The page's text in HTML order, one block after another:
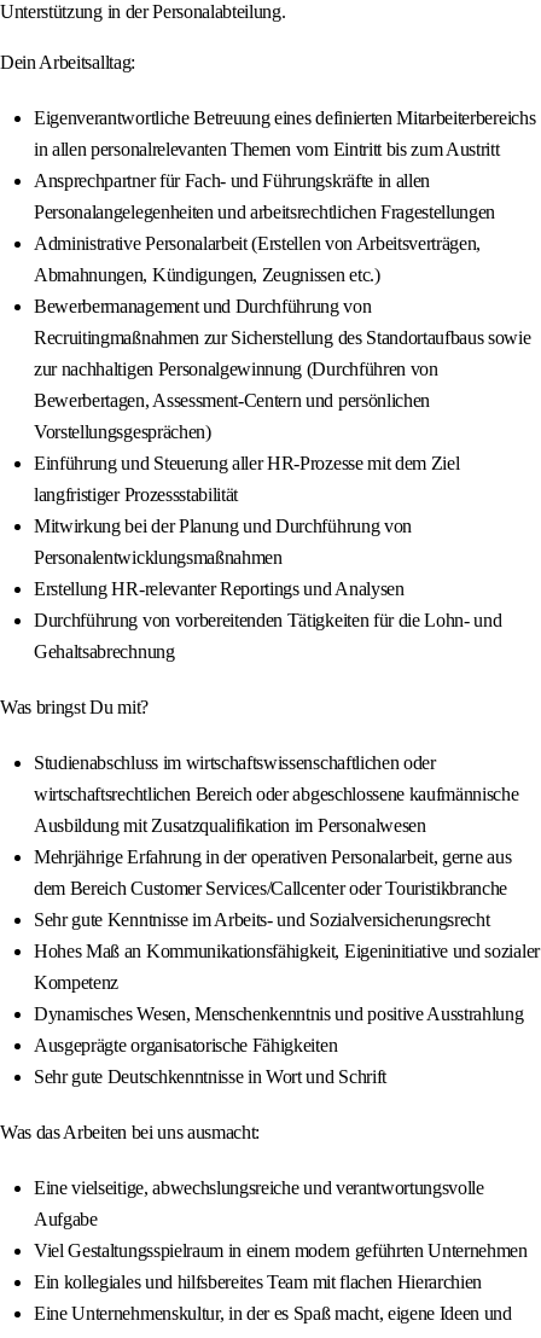
Unterstützung in der Personalabteilung.
Dein Arbeitsalltag:
Eigenverantwortliche Betreuung eines definierten Mitarbeiterbereichs
in allen personalrelevanten Themen vom Eintritt bis zum Austritt
Ansprechpartner für Fach- und Führungskräfte in allen
Personalangelegenheiten und arbeitsrechtlichen Fragestellungen
Administrative Personalarbeit (Erstellen von Arbeitsverträgen,
Abmahnungen, Kündigungen, Zeugnissen etc.)
Bewerbermanagement und Durchführung von
Recruitingmaßnahmen zur Sicherstellung des Standortaufbaus sowie
zur nachhaltigen Personalgewinnung (Durchführen von
Bewerbertagen, Assessment-Centern und persönlichen
Vorstellungsgesprächen)
Einführung und Steuerung aller HR-Prozesse mit dem Ziel
langfristiger Prozessstabilität
Mitwirkung bei der Planung und Durchführung von
Personalentwicklungsmaßnahmen
Erstellung HR-relevanter Reportings und Analysen
Durchführung von vorbereitenden Tätigkeiten für die Lohn- und
Gehaltsabrechnung
Was bringst Du mit?
Studienabschluss im wirtschaftswissenschaftlichen oder
wirtschaftsrechtlichen Bereich oder abgeschlossene kaufmännische
Ausbildung mit Zusatzqualifikation im Personalwesen
Mehrjährige Erfahrung in der operativen Personalarbeit, gerne aus
dem Bereich Customer Services/Callcenter oder Touristikbranche
Sehr gute Kenntnisse im Arbeits- und Sozialversicherungsrecht
Hohes Maß an Kommunikationsfähigkeit, Eigeninitiative und sozialer
Kompetenz
Dynamisches Wesen, Menschenkenntnis und positive Ausstrahlung
Ausgeprägte organisatorische Fähigkeiten
Sehr gute Deutschkenntnisse in Wort und Schrift
Was das Arbeiten bei uns ausmacht:
Eine vielseitige, abwechslungsreiche und verantwortungsvolle
Aufgabe
Viel Gestaltungsspielraum in einem modern geführten Unternehmen
Ein kollegiales und hilfsbereites Team mit flachen Hierarchien
Eine Unternehmenskultur, in der es Spaß macht, eigene Ideen und